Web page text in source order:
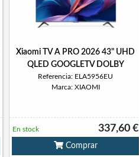
Xiaomi TV A PRO 2026 43" UHD
QLED GOOGLETV DOLBY
Referencia: ELA5956EU
Marca: XIAOMI
337,60 €
En stock
Comprar